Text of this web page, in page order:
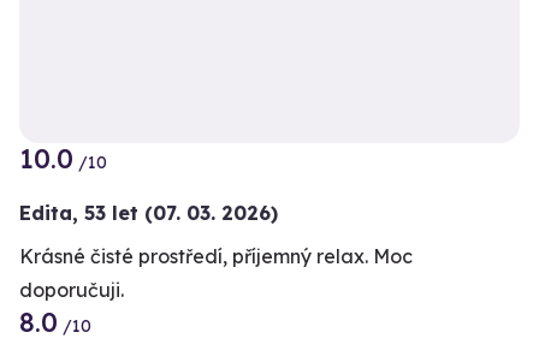
10.0 /10
Edita, 53 let (07. 03. 2026)
Krásné čisté prostředí, příjemný relax. Moc
doporučuji.
8.0 /10